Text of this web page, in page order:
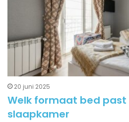
20 juni 2025
Welk formaat bed
slaapkamer